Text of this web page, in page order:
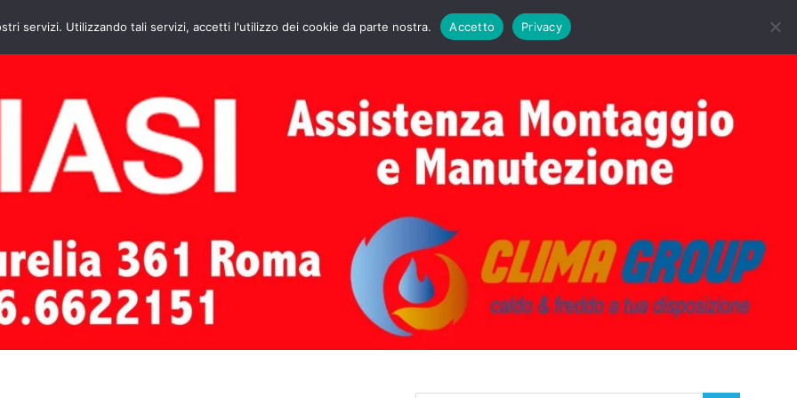
HOME CONTATTI ASSISTENZA CALDAIE BIASI PRIMA ACCENSIONE CALDAIE BIASI
servizi. Utilizzando tali servizi, accetti l'utilizzo dei cookie da parte nostra. Accetto Privacy